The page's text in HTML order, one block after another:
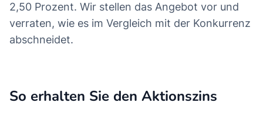
2,50 Prozent. Wir stellen das Angebot vor und
verraten, wie es im Vergleich mit der Konkurrenz
abschneidet.
So erhalten Sie den Aktionszins